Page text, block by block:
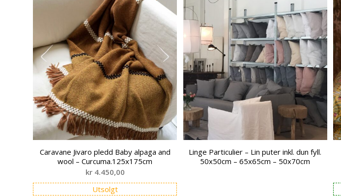
Caravane Jivaro pledd Baby alpaga and
wool – Curcuma.125x175cm
kr4.450,00
Utsolgt
Linge Particulier – Lin puter inkl. dun fyll.
50x50cm – 65x65cm – 50x70cm